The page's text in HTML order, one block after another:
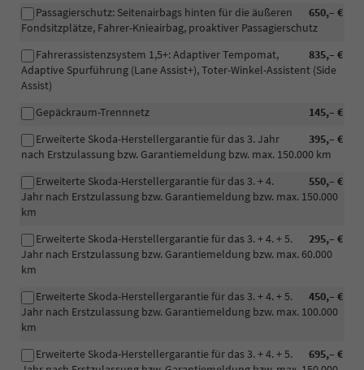
650,– €
Passagierschutz: Seitenairbags hinten für die äußeren
Fondsitzplätze, Fahrer-Knieairbag, proaktiver Passagierschutz
835,– €
Fahrerassistenzsystem 1,5+: Adaptiver Tempomat,
Adaptive Spurführung (Lane Assist+), Toter-Winkel-Assistent (Side
Assist)
145,– €
Gepäckraum-Trennnetz
395,– €
Erweiterte Skoda-Herstellergarantie für das 3. Jahr
nach Erstzulassung bzw. Garantiemeldung bzw. max. 150.000 km
550,– €
Erweiterte Skoda-Herstellergarantie für das 3. + 4.
Jahr nach Erstzulassung bzw. Garantiemeldung bzw. max. 150.000
km
295,– €
Erweiterte Skoda-Herstellergarantie für das 3. + 4. + 5.
Jahr nach Erstzulassung bzw. Garantiemeldung bzw. max. 60.000
km
450,– €
Erweiterte Skoda-Herstellergarantie für das 3. + 4. + 5.
Jahr nach Erstzulassung bzw. Garantiemeldung bzw. max. 100.000
km
695,– €
Erweiterte Skoda-Herstellergarantie für das 3. + 4. + 5.